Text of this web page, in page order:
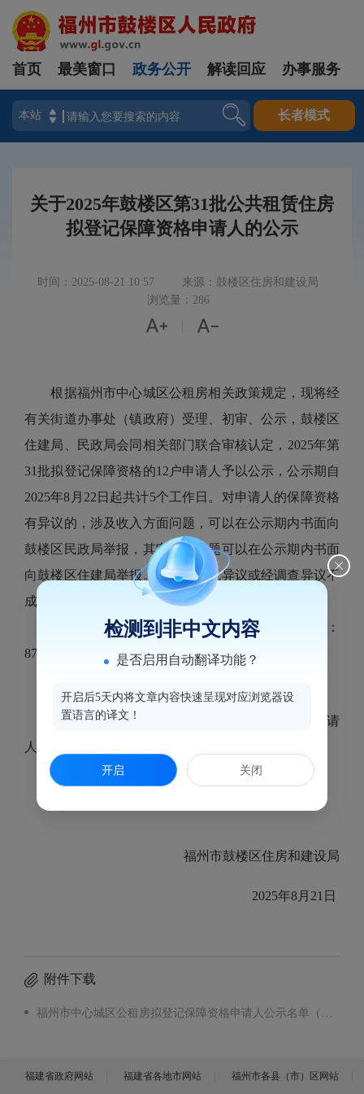
登录
首页 最美窗口 政务公开 解读回应 办事服务
长者模式
关于2025年鼓楼区第31批公共租赁住房
拟登记保障资格申请人的公示
时间：2025-08-21 10:57
来源：鼓楼区住房和建设局
浏览量：286
 
根据福州市中心城区公租房相关政策规定，现将经
有关街道办事处（镇政府）受理、初审、公示，鼓楼区
住建局、民政局会同相关部门联合审核认定，2025年第
31批拟登记保障资格的12户申请人予以公示，公示期自
2025年8月22日起共计5个工作日。对申请人的保障资格
有异议的，涉及收入方面问题，可以在公示期内书面向
鼓楼区民政局举报，其它方面问题可以在公示期内书面
向鼓楼区住建局举报。公示期满无异议或经调查异议不
成立的，予以登记保障资格。
电话：鼓楼区住建局：87525521；鼓楼区民政局：
87713282。
附件：福州市中心城区公租房拟登记保障资格申请
人公示名单（鼓楼区2025年第31批）
福州市鼓楼区住房和建设局
2025年8月21日
附件下载
福州市中心城区公租房拟登记保障资格申请人公示名单（鼓楼区2025年第31批）.xlsx
福建省政府网站 福建省各地市网站
福州市各县（市）区网站
检测到非中文内容
是否启用自动翻译功能？
开启后5天内将文章内容快速呈现对应浏览器设
置语言的译文！
开启 关闭